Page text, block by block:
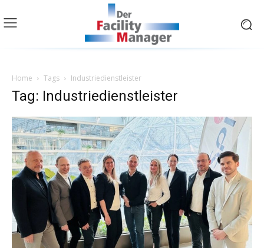
Home Tags Industriedienstleister
Tag: Industriedienstleister